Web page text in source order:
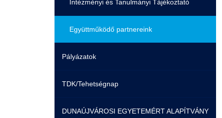
Ösztöndíjak
Kiemelt ösztöndíjak
Nemzetközi Lehetőségek
Szolgáltatások
Fordítási Szolgáltatások
Moodle
K+F+I
Átjelentkezőknek
Kapcsolat
TDK/Tehetségnap
Intézményi és Tanulmányi Tájékoztató
Együttműködő partnereink
Pályázatok
TDK/Tehetségnap
DUNAÚJVÁROSI EGYETEMÉRT ALAPÍTVÁNY